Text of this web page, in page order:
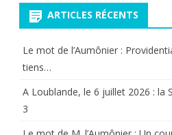
française
ARTICLES RÉCENTS
Le mot de l’Aumônier :
tiens…
A Loublande, le 6 juillet 2026 : la
3